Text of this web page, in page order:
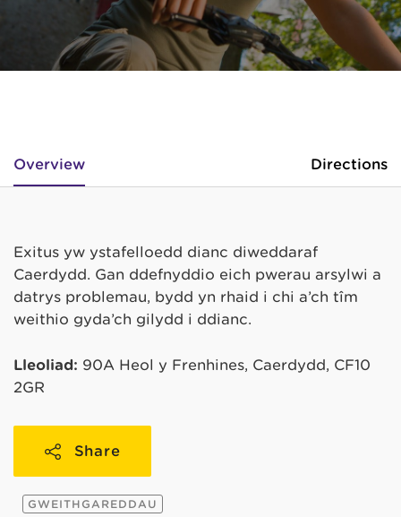
Overview Directions
Exitus yw ystafelloedd dianc diweddaraf
Caerdydd. Gan ddefnyddio eich pwerau arsylwi a
datrys problemau, bydd yn rhaid i chi a’ch tîm
weithio gyda’ch gilydd i ddianc.
Lleoliad: 90A Heol y Frenhines, Caerdydd, CF10
2GR
Share
GWEITHGAREDDAU